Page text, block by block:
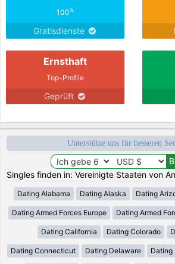
100%
Gratisdienste
Ernsthaft
Top-Profile
Geprüft
Unterstütze uns für besseren
Singles finden in: Vereinigte Staaten von
Dating Alabama Dating Alaska Dating
Dating Armed Forces Europe Dating Armed
Dating California Dating Colorado
Dating Connecticut Dating Delaware Dating